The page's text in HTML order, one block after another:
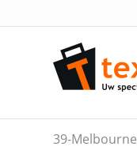
39-Melbourne